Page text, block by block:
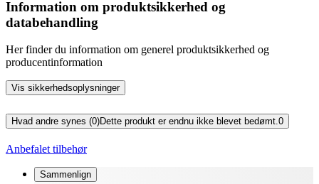
Information om produktsikkerhed og
databehandling
Her finder du information om generel produktsikkerhed og
producentinformation
Vis sikkerhedsoplysninger
Hvad andre synes (0)Dette produkt er endnu ikke blevet bedømt.0
Anbefalet tilbehør
Sammenlign